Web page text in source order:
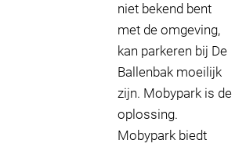
niet bekend bent
met de omgeving,
kan parkeren bij De
Ballenbak moeilijk
zijn. Mobypark is de
oplossing.
Mobypark biedt